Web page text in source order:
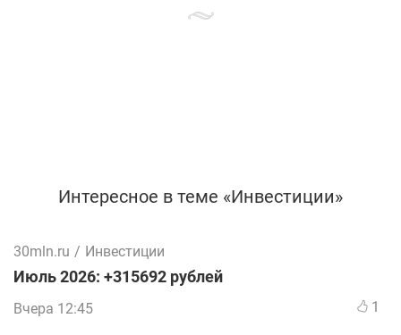
Интересное в теме «Инвестиции»
30mln.ru / Инвестиции
Июль 2026: +315692 рублей
Вчера 12:45 1